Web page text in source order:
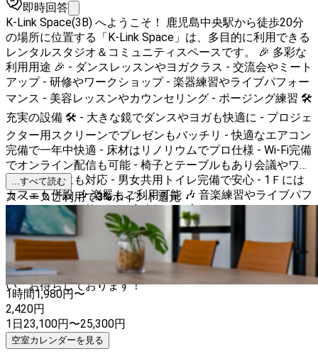
即時回答
K-Link Space(3B) へようこそ！ 鹿児島中央駅から徒歩20分
の場所に位置する「K-Link Space」は、多目的に利用できる
レンタルスタジオ＆コミュニティスペースです。 🎉 多彩な
利用用途 🎉 - ダンスレッスンやヨガクラス - 交流会やミート
アップ - 研修やワークショップ - 楽器練習やライブパフォー
マンス - 美容レッスンやカウンセリング - ポージング練習 🛠️
充実の設備 🛠️ - 大きな鏡でダンスやヨガも快適に - プロジェ
クター用スクリーンでプレゼンもバッチリ - 快適なエアコン
完備で一年中快適 - 床材はリノリウムでプロ仕様 - Wi-Fi完備
でオンライン配信も可能 - 椅子とテーブルもあり会議やワー
クショップにも対応 - 男女共用トイレ完備で安心 - 1Ｆには
カフェも併設 🎶 楽器もご利用可能 🎶 音楽練習やライブパフ
ォーマンスも可能です。音楽好きの方々にぴったりのスペー
スです。 🚶‍♂️ アクセス 🚶‍♀️ 鹿児島中央駅から徒歩20分の立地
で、少し歩くことで静かな環境を手に入れられます。 K-Link
Spaceで、あなたのアイデアを形にしませんか？多彩な用途
に対応したこのスペースで、素敵な時間をお過ごしくださ
い。お待ちしております！
...すべて読む
スペースご利用で3%ポイント還元
1時間1,980円〜
2,420円
1日23,100円〜25,300円
空室カレンダーを見る